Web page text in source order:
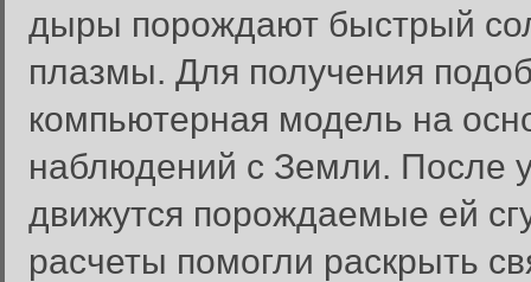
дыры порождают быстрый
плазмы. Для получения
компьютерная модель на
наблюдений с Земли. После
движутся порождаемые ей
расчеты помогли раскрыть
Вход в систему
Введите имя пользователя и
Вход в систему